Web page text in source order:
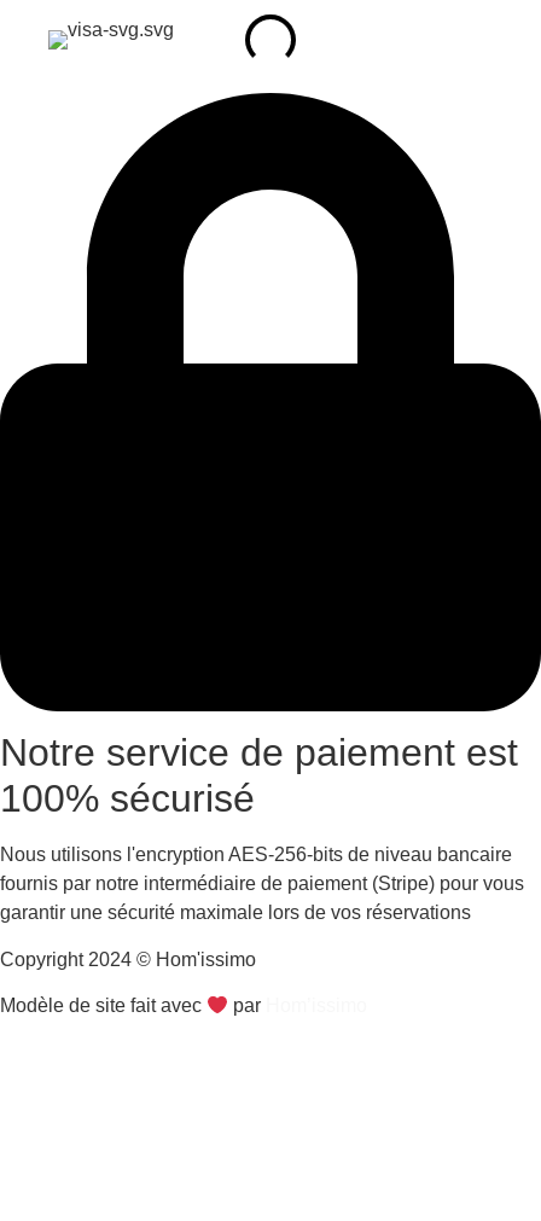
Notre service de paiement est
100% sécurisé
Nous utilisons l'encryption AES-256-bits de niveau bancaire
fournis par notre intermédiaire de paiement (Stripe) pour vous
garantir une sécurité maximale lors de vos réservations
Copyright 2024 © Hom'issimo
Modèle de site fait avec par